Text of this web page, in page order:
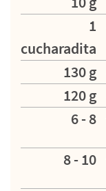
1
cucharadita
130 g
120 g
6 - 8
8 - 10